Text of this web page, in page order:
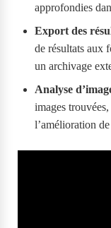
approfondies
Export des
de résultats aux
un archivage
Analyse
images
l’amélioration